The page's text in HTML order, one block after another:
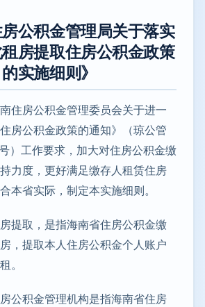
房公积金管理局关于落实
房提取住房公积金政策
的实施细则》
住房公积金管理委员会关于进一
房公积金政策的通知》（琼公管
）工作要求，加大对住房公积金缴
力度，更好满足缴存人租赁住房
本省实际，制定本实施细则。
提取，是指海南省住房公积金缴
，提取本人住房公积金个人账户
。
公积金管理机构是指海南省住房